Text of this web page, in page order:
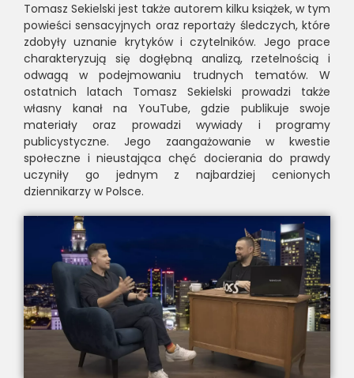
Tomasz Sekielski jest także autorem kilku książek, w tym
powieści sensacyjnych oraz reportaży śledczych, które
zdobyły uznanie krytyków i czytelników. Jego prace
charakteryzują się dogłębną analizą, rzetelnością i
odwagą w podejmowaniu trudnych tematów. W
ostatnich latach Tomasz Sekielski prowadzi także
własny kanał na YouTube, gdzie publikuje swoje
materiały oraz prowadzi wywiady i programy
publicystyczne. Jego zaangażowanie w kwestie
społeczne i nieustająca chęć docierania do prawdy
uczyniły go jednym z najbardziej cenionych
dziennikarzy w Polsce.